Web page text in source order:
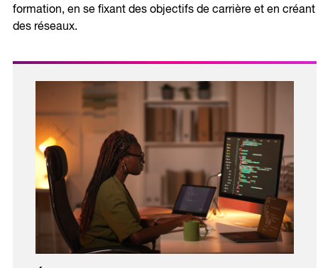
formation, en se fixant des objectifs de carrière et en créant
des réseaux.